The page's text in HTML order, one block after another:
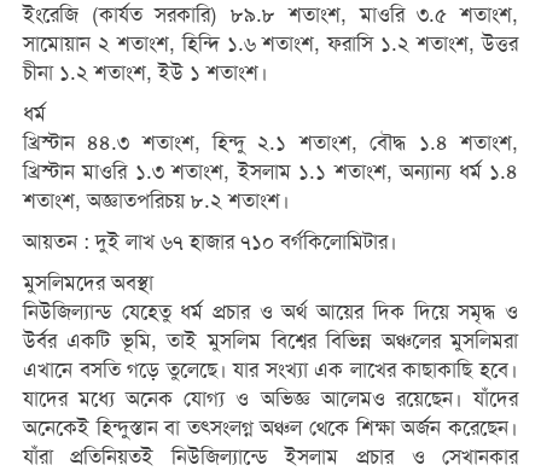
ইংরেজি (কার্যত সরকারি) ৮৯.৮ শতাংশ, মাওরি ৩.৫ শতাংশ,
সামোয়ান ২ শতাংশ, হিন্দি ১.৬ শতাংশ, ফরাসি ১.২ শতাংশ, উত্তর
চীনা ১.২ শতাংশ, ইউ ১ শতাংশ।
ধর্ম
খ্রিস্টান ৪৪.৩ শতাংশ, হিন্দু ২.১ শতাংশ, বৌদ্ধ ১.৪ শতাংশ,
খ্রিস্টান মাওরি ১.৩ শতাংশ, ইসলাম ১.১ শতাংশ, অন্যান্য ধর্ম ১.৪
শতাংশ, অজ্ঞাতপরিচয় ৮.২ শতাংশ।
আয়তন : দুই লাখ ৬৭ হাজার ৭১০ বর্গকিলোমিটার।
মুসলিমদের অবস্থা
নিউজিল্যান্ড যেহেতু ধর্ম প্রচার ও অর্থ আয়ের দিক দিয়ে সমৃদ্ধ ও
উর্বর একটি ভূমি, তাই মুসলিম বিশ্বের বিভিন্ন অঞ্চলের মুসলিমরা
এখানে বসতি গড়ে তুলেছে। যার সংখ্যা এক লাখের কাছাকাছি হবে।
যাদের মধ্যে অনেক যোগ্য ও অভিজ্ঞ আলেমও রয়েছেন। যাঁদের
অনেকেই হিন্দুস্তান বা তত্সংলগ্ন অঞ্চল থেকে শিক্ষা অর্জন করেছেন।
যাঁরা প্রতিনিয়তই নিউজিল্যান্ডে ইসলাম প্রচার ও সেখানকার